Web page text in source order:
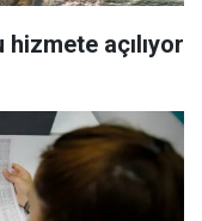
hizmete açılıyor